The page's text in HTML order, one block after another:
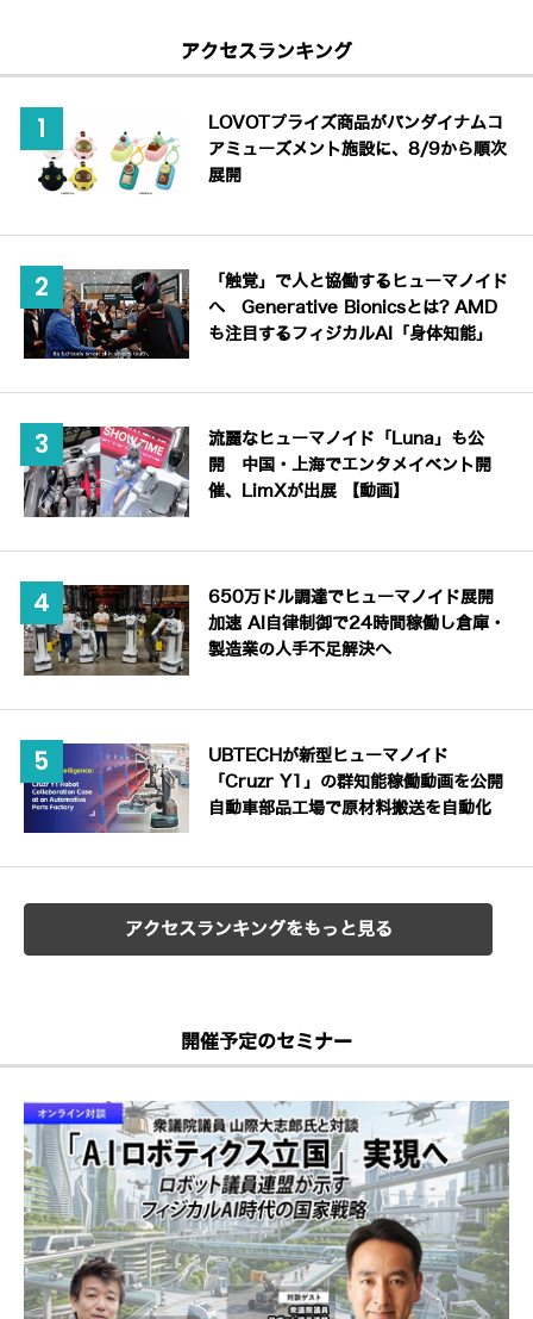
アクセスランキング
LOVOTプライズ商品がバンダイナムコ
アミューズメント施設に、8/9から順次
展開
「触覚」で人と協働するヒューマノイド
へ Generative Bionicsとは? AMD
も注目するフィジカルAI「身体知能」
流麗なヒューマノイド「Luna」も公
開 中国・上海でエンタメイベント開
催、LimXが出展 【動画】
650万ドル調達でヒューマノイド展開
加速 AI自律制御で24時間稼働し倉庫・
製造業の人手不足解決へ
UBTECHが新型ヒューマノイド
「Cruzr Y1」の群知能稼働動画を公開
自動車部品工場で原材料搬送を自動化
アクセスランキングをもっと見る
開催予定のセミナー